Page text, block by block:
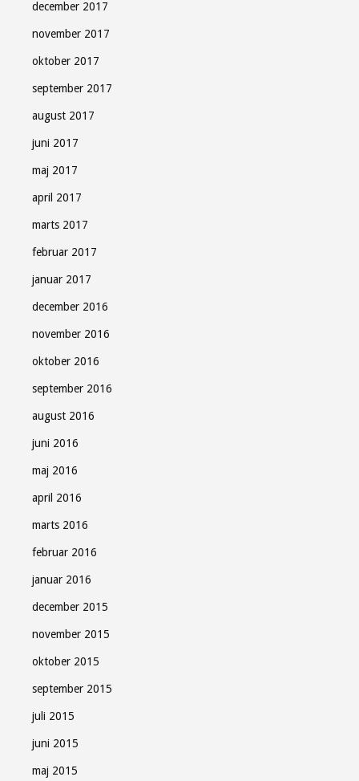
december 2017
november 2017
oktober 2017
september 2017
august 2017
juni 2017
maj 2017
april 2017
marts 2017
februar 2017
januar 2017
december 2016
november 2016
oktober 2016
september 2016
august 2016
juni 2016
maj 2016
april 2016
marts 2016
februar 2016
januar 2016
december 2015
november 2015
oktober 2015
september 2015
juli 2015
juni 2015
maj 2015